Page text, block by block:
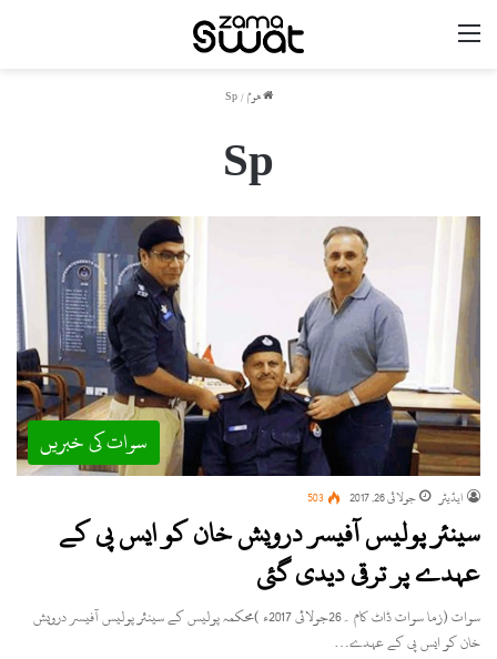
ھوم /
Sp
Sp
سوات کی خبریں
ایڈیٹر جولائی 26, 2017 503
سینئر پولیس آفیسر درویش خان کو ایس پی کے
عہدے پر ترقی دیدی گئی
سوات (زما سوات ڈاٹ کام ۔26جولائی 2017ء )محکمہ پولیس کے سینئر پولیس آفیسر درویش
خان کو ایس پی کے عہدے…